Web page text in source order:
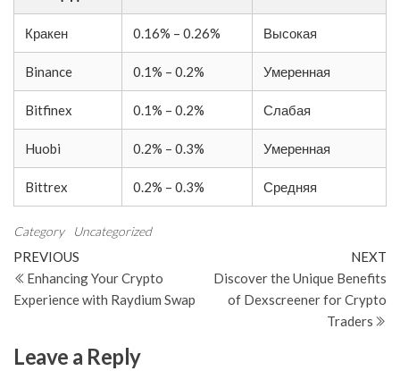
Кракен 0.16% – 0.26% Высокая
Binance 0.1% – 0.2% Умеренная
Bitfinex 0.1% – 0.2% Слабая
Huobi 0.2% – 0.3% Умеренная
Bittrex 0.2% – 0.3% Средняя
Category Uncategorized
Post
navigation
Previous
Post
PREVIOUS
Enhancing Your Crypto
Experience with Raydium Swap
NEXT
Discover the Unique Benefits
of Dexscreener for Crypto
Traders
Leave a Reply